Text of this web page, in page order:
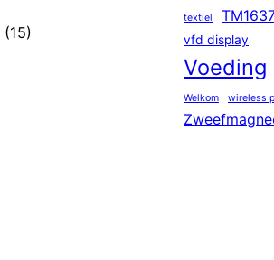
(15)
textiel
vfd display
Voeding
Welkom wireless